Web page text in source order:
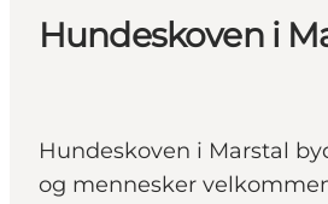
Hundeskoven i
Hundeskoven i Marstal
og mennesker